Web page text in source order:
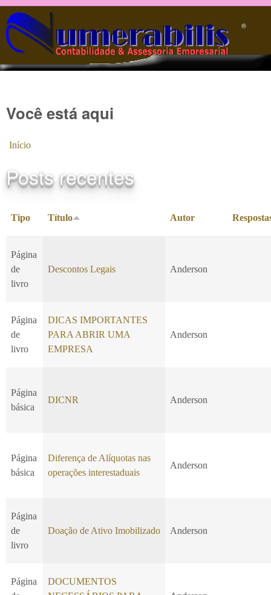
Pular para o conteúdo principal
®️
Você está aqui
Início
Posts recentes
Tipo Título Autor
Página
de
livro
Descontos Legais Anderson
Página
de
livro
DICAS IMPORTANTES
PARA ABRIR UMA
EMPRESA
Anderson
Página
básica
DICNR Anderson
Página
básica
Diferença de Alíquotas nas
operações interestaduais
Anderson
Página
de
livro
Doação de Ativo Imobilizado Anderson
Página
DOCUMENTOS